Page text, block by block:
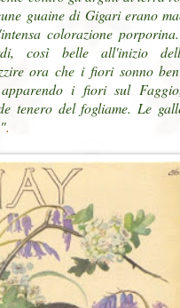
guaine di Gigari erano
colorazione
così belle all'inizio
ora che i fiori sonno
i fiori sul
tenero del fogliame. Le
.